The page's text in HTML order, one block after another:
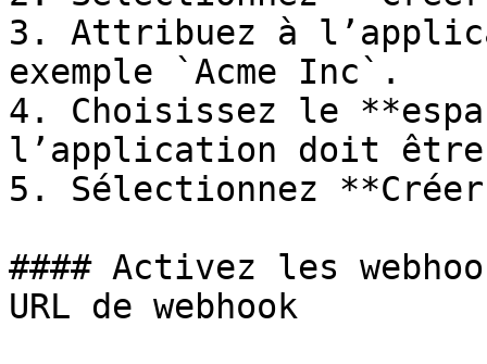
3. Attribuez à
exemple `Acme Inc`.
4. Choisissez le
l’application doit être
5. Sélectionnez
#### Activez les
URL de webhook